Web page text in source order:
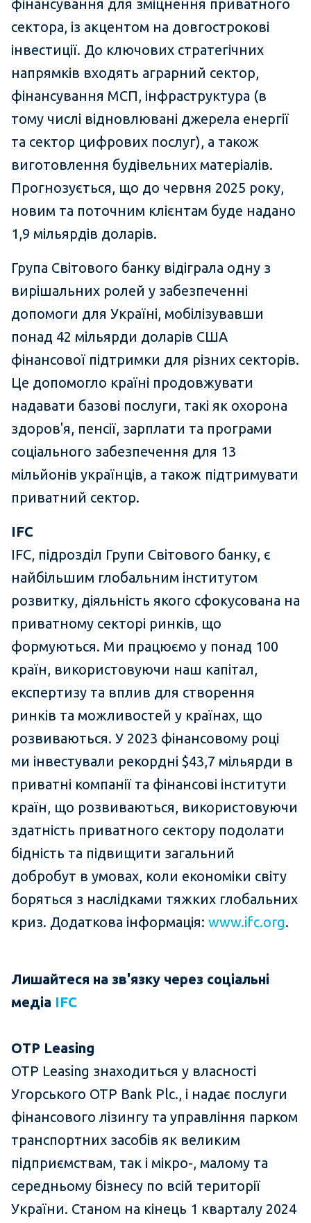
фінансування для зміцнення приватного
сектора, із акцентом на довгострокові
інвестиції. До ключових стратегічних
напрямків входять аграрний сектор,
фінансування МСП, інфраструктура (в
тому числі відновлювані джерела енергії
та сектор цифрових послуг), а також
виготовлення будівельних матеріалів.
Прогнозується, що до червня 2025 року,
новим та поточним клієнтам буде надано
1,9 мільярдів доларів.
Група Світового банку відіграла одну з
вирішальних ролей у забезпеченні
допомоги для Україні, мобілізувавши
понад 42 мільярди доларів США
фінансової підтримки для різних секторів.
Це допомогло країні продовжувати
надавати базові послуги, такі як охорона
здоров'я, пенсії, зарплати та програми
соціального забезпечення для 13
мільйонів українців, а також підтримувати
приватний сектор.
IFC
IFC, підрозділ Групи Світового банку, є
найбільшим глобальним інститутом
розвитку, діяльність якого сфокусована на
приватному секторі ринків, що
формуються. Ми працюємо у понад 100
країн, використовуючи наш капітал,
експертизу та вплив для створення
ринків та можливостей у країнах, що
розвиваються. У 2023 фінансовому році
ми інвестували рекордні $43,7 мільярди в
приватні компанії та фінансові інститути
країн, що розвиваються, використовуючи
здатність приватного сектору подолати
бідність та підвищити загальний
добробут в умовах, коли економіки світу
боряться з наслідками тяжких глобальних
криз. Додаткова інформація: www.ifc.org.
Лишайтеся на зв'язку через соціальні
медіа IFC
OTP Leasing
OTP Leasing знаходиться у власності
Угорського OTP Bank Plc., і надає послуги
фінансового лізингу та управління парком
транспортних засобів як великим
підприємствам, так і мікро-, малому та
середньому бізнесу по всій території
України. Станом на кінець 1 кварталу 2024